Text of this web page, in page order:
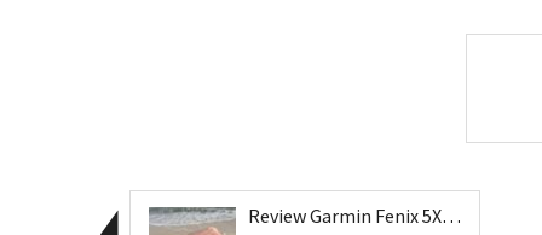
Review Garmin Fenix 5X Plus Sapphire